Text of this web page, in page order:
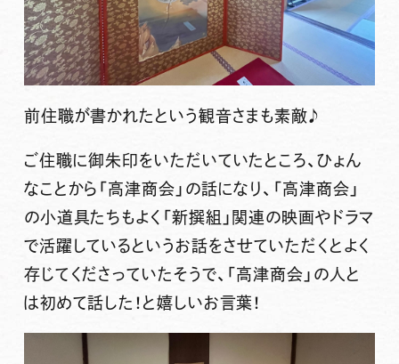
前住職が書かれたという観音さまも素敵♪
ご住職に御朱印をいただいていたところ、ひょん
なことから「高津商会」の話になり、「高津商会」
の小道具たちもよく「新撰組」関連の映画やドラマ
で活躍しているというお話をさせていただくとよく
存じてくださっていたそうで、「高津商会」の人と
は初めて話した！と嬉しいお言葉！